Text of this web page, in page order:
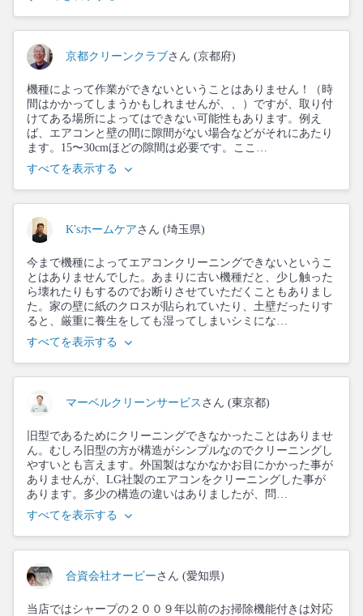
京都クリーンクラブ さん (京都府)
機種によって作業ができないということはありません！（時
間はかかってしまうかもしれませんが、、）ですが、取り付
けてある場所によってはできない可能性もあります。例え
ば、エアコンと壁の間に隙間がない場合などがそれにあたり
ます。15〜30cmほどの隙間は必要です。ここ…
すべてを表示する
K'sホームケア さん (埼玉県)
今まで機種によってエアコンクリーニングできないというこ
とはありませんでした。あまりに古い機種だと、少し触った
ら壊れたりもするのでお断りさせていただくこともありまし
た。家の壁に紙のクロスが貼られていたり、土壁だったりす
ると、厳重に養生をしても湿ってしまいシミにな…
すべてを表示する
マーベルクリーンサービス さん (東京都)
旧型であるためにクリーニングできなかったことはありませ
ん。むしろ旧型の方が構造がシンプルなのでクリーニングし
やすいとも言えます。外国製はなかなかお目にかかった事が
ありませんが、LG社製のエアコンをクリーニングした事が
あります。多少の構造の違いはありましたが、問…
すべてを表示する
合資会社オービー さん (愛知県)
当店ではシャープの２００９年以前のお掃除機能付きは対応